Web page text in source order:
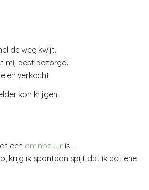
de weg kwijt.
mij best bezorgd.
verkocht.
kon krijgen.
een aminozuur is…
krijg ik spontaan spijt dat ik dat ene